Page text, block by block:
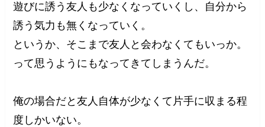
遊びに誘う友人も少なくなっていくし、自分から
誘う気力も無くなっていく。
というか、そこまで友人と会わなくてもいっか。
って思うようにもなってきてしまうんだ。
俺の場合だと友人自体が少なくて片手に収まる程
度しかいない。